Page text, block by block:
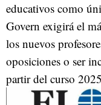
educativos como
Govern exigirá el
los nuevos
oposiciones o ser
partir del curso